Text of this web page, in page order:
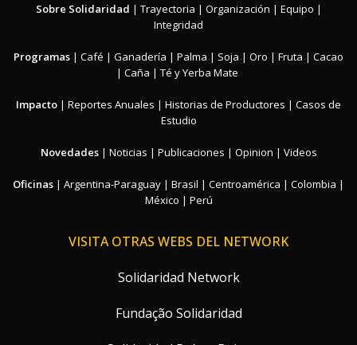
Sobre Solidaridad | Trayectoria | Organización | Equipo |
Integridad
Programas | Café | Ganadería | Palma | Soja | Oro | Fruta | Cacao
| Caña | Té y Yerba Mate
Impacto | Reportes Anuales | Historias de Productores | Casos de
Estudio
Novedades| Noticias | Publicaciones | Opinion | Videos
Oficinas | Argentina-Paraguay | Brasil | Centroamérica | Colombia |
México | Perú
VISITA OTRAS WEBS DEL NETWORK
Solidaridad Network
Fundação Solidaridad